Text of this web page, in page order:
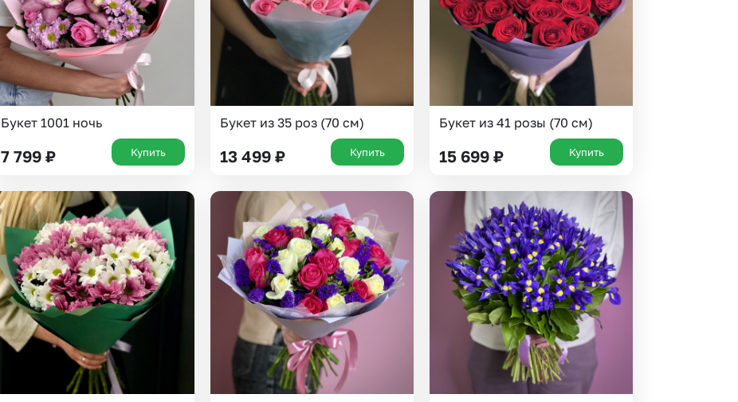
Букет 1001 ночь
7 799 ₽ Купить
Букет из 35 роз (70 см)
13 499 ₽ Купить
Букет из 41 розы (70 см)
15 699 ₽ Купить